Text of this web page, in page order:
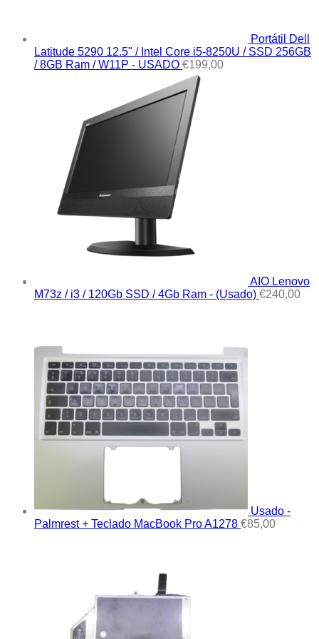
Portátil Dell
Latitude 5290 12.5" / Intel Core i5-8250U / SSD 256GB
/ 8GB Ram / W11P - USADO €199,00
AIO Lenovo
M73z / i3 / 120Gb SSD / 4Gb Ram - (Usado) €240,00
Usado -
Palmrest + Teclado MacBook Pro A1278 €85,00